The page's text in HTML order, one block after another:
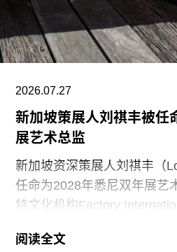
另一项重要作品是赛纳察洛
Town Hall），由阿尔瓦·阿
1952年共同完成。艾诺于
与艾丽莎结婚。两人还共同
（Lake
2026.07.27
新加坡策展人刘祺丰被任
展艺术总监
新加坡资深策展人刘祺丰（
任命为2028年悉尼双年展艺
特文化机构Factory
阅读全文